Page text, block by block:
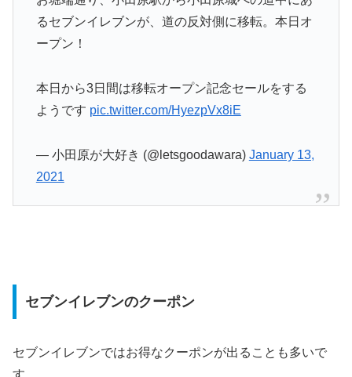
るセブンイレブンが、道の反対側に移転。本日オ
ープン！
本日から3日間は移転オープン記念セールをする
ようです pic.twitter.com/HyezpVx8iE
— 小田原が大好き (@letsgoodawara) January 13,
2021
セブンイレブンのクーポン
セブンイレブンではお得なクーポンが出ることも多いで